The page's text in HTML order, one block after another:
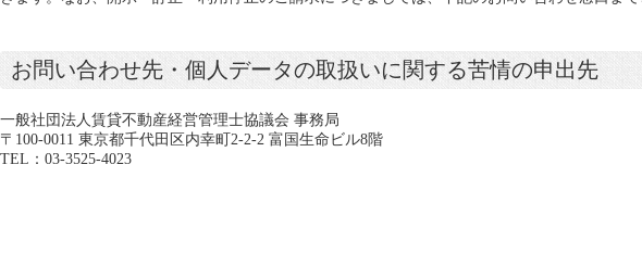
お問い合わせ先・個人データの取扱いに関する苦情の申出先
一般社団法人賃貸不動産経営管理士協議会 事務局
〒100-0011 東京都千代田区内幸町2-2-2 富国生命ビル8階
TEL：03-3525-4023